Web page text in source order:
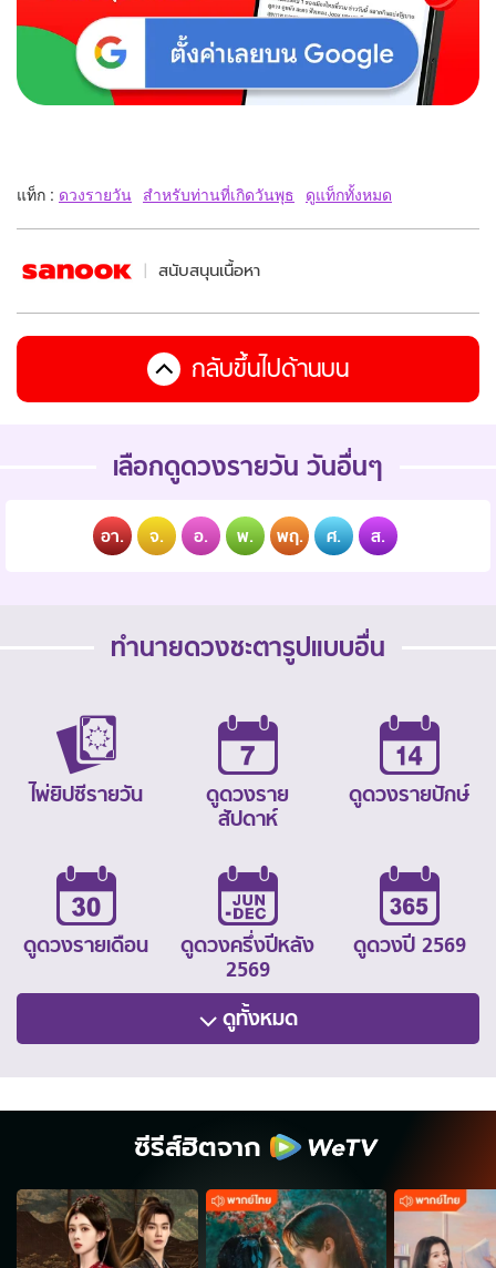
แท็ก : ดวงรายวัน สำหรับท่านที่เกิดวันพุธ ดูแท็กทั้งหมด
สนับสนุนเนื้อหา
กลับขึ้นไปด้านบน
เลือกดูดวงรายวัน วันอื่นๆ
อา. จ. อ. พ. พฤ. ศ. ส.
ทำนายดวงชะตารูปแบบอื่น
ไพ่ยิปซีรายวัน
ดูดวงราย
สัปดาห์
ดูดวงรายปักษ์
ดูดวงรายเดือน
ดูดวงครึ่งปีหลัง
2569
ดูดวงปี 2569
ดูทั้งหมด
ซีรีส์ฮิตจาก